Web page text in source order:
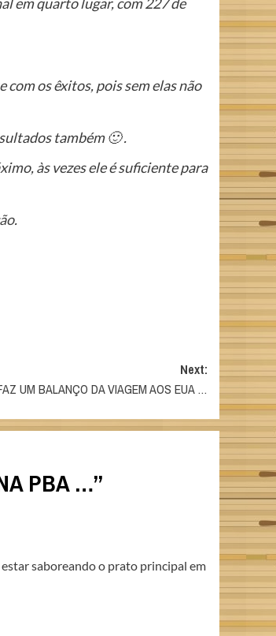
os êxitos, pois sem elas não
também 🙂 .
às vezes ele é suficiente para
.
Next:
UM BALANÇO DA VIAGEM AOS EUA …
PBA …”
saboreando o prato principal em